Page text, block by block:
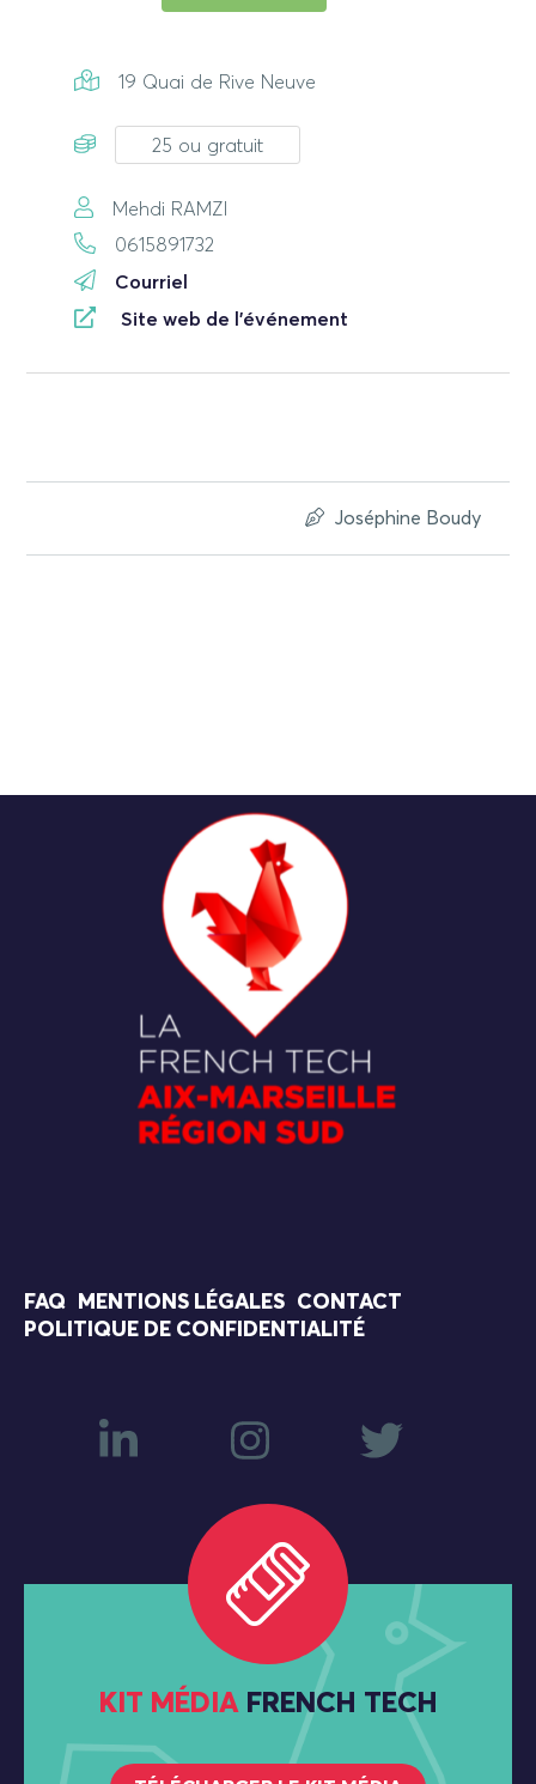
19 Quai de Rive Neuve
25 ou gratuit
Mehdi RAMZI
0615891732
Courriel
Site web de l'événement
Joséphine Boudy
FAQ MENTIONS LÉGALES
CONTACT
POLITIQUE DE CONFIDENTIALITÉ
KIT MÉDIA FRENCH TECH